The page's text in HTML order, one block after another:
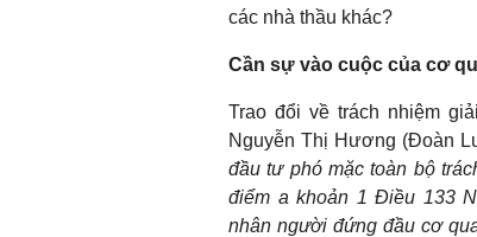
các nhà thầu khác?
Cần sự vào cuộc của cơ
Trao đổi về trách nhiệm
Nguyễn Thị Hương (Đoàn
đầu tư phó mặc toàn bộ
điểm a khoản 1 Điều 133
nhân người đứng đầu cơ